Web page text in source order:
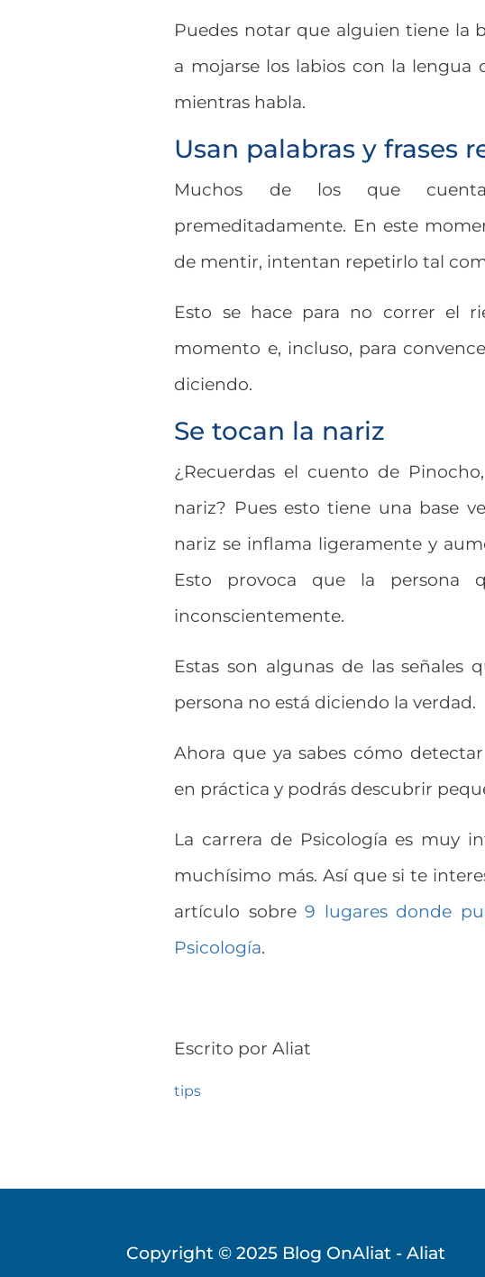
Puedes notar que alguien tiene la
a mojarse los labios con la lengua
mientras habla.
Usan palabras y frases
Muchos de los que
premeditadamente. En este
de mentir, intentan repetirlo tal
Esto se hace para no correr el
momento e, incluso, para
diciendo.
Se tocan la nariz
¿Recuerdas el cuento de
nariz? Pues esto tiene una base
nariz se inflama ligeramente y
Esto provoca que la persona
inconscientemente.
Estas son algunas de las
persona no está diciendo la verdad.
Ahora que ya sabes cómo
en práctica y podrás descubrir
La carrera de Psicología es muy
muchísimo más. Así que si te
artículo sobre9 lugares donde
Psicología.
Escrito porAliat
tips
Copyright © 2025 Blog OnAliat - Aliat